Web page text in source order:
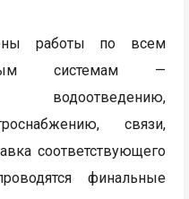
работы по всем
системам —
связи,
соответствующего
финальные